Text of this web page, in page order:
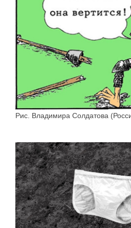
Рис. Владимира Солдатова